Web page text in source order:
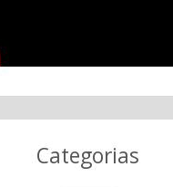
Categorias